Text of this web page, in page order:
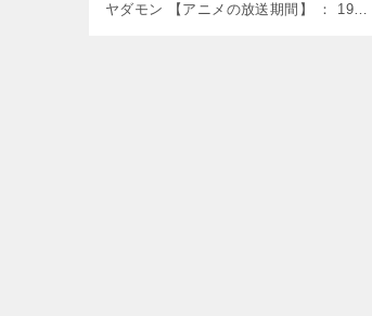
ヤダモン 【アニメの放送期間】 ： 1967